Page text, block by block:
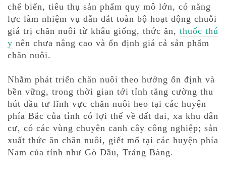
chế biến, tiêu thụ sản phẩm quy mô lớn, có năng
lực làm nhiệm vụ dẫn dắt toàn bộ hoạt động chuỗi
giá trị chăn nuôi từ khâu giống, thức ăn, thuốc thú
y nên chưa nâng cao và ổn định giá cả sản phẩm
chăn nuôi.
Nhằm phát triển chăn nuôi theo hướng ổn định và
bền vững, trong thời gian tới tỉnh tăng cường thu
hút đầu tư lĩnh vực chăn nuôi heo tại các huyện
phía Bắc của tỉnh có lợi thế về đất đai, xa khu dân
cư, có các vùng chuyên canh cây công nghiệp; sản
xuất thức ăn chăn nuôi, giết mổ tại các huyện phía
Nam của tỉnh như Gò Dầu, Trảng Bàng.